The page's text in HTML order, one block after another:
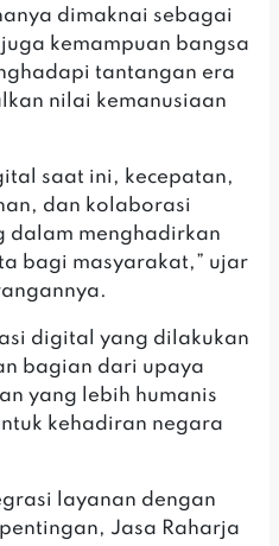
dimaknai sebagai
kemampuan bangsa
tantangan era
nilai kemanusiaan
saat ini, kecepatan,
dan kolaborasi
dalam menghadirkan
bagi masyarakat,” ujar
digital yang dilakukan
bagian dari upaya
yang lebih humanis
kehadiran negara
layanan dengan
Jasa Raharja